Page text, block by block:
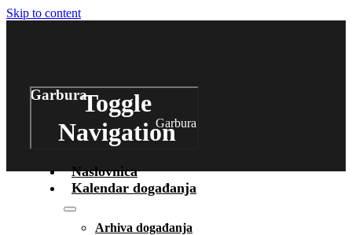
Skip to content
Toggle
Navigation
Naslovnica
Kalendar događanja
Arhiva događanja
Garbura
Garbura